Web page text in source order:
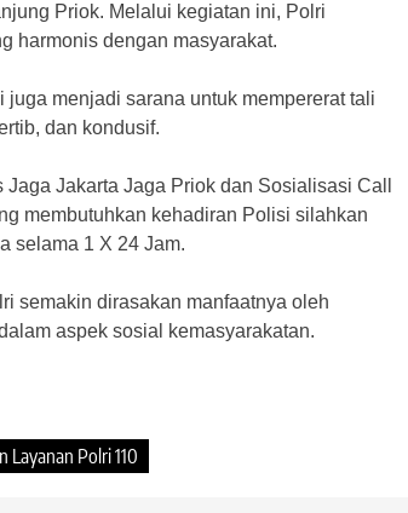
Priok. Melalui kegiatan ini, Polri
harmonis dengan masyarakat.
menjadi sarana untuk mempererat tali
dan kondusif.
Jakarta Jaga Priok dan Sosialisasi Call
membutuhkan kehadiran Polisi silahkan
selama 1 X 24 Jam.
semakin dirasakan manfaatnya oleh
aspek sosial kemasyarakatan.
Layanan Polri 110